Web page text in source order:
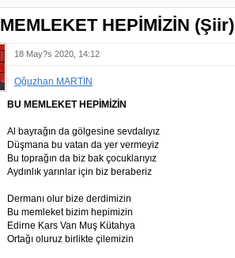
HEPİMİZİN (Şiir)
18 May?s 2020, 14:12
Oğuzhan MARTİN
BU MEMLEKET HEPİMİZİN
Al bayrağın da gölgesine sevdalıyız
Düşmana bu vatan da yer vermeyiz
Bu toprağın da biz bak çocuklarıyız
Aydınlık yarınlar için biz beraberiz
Dermanı olur bize derdimizin
Bu memleket bizim hepimizin
Edirne Kars Van Muş Kütahya
Ortağı oluruz birlikte çilemizin